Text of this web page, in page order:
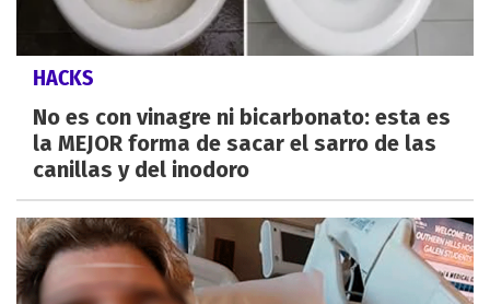
HACKS
No es con vinagre ni bicarbonato: esta es
la MEJOR forma de sacar el sarro de las
canillas y del inodoro